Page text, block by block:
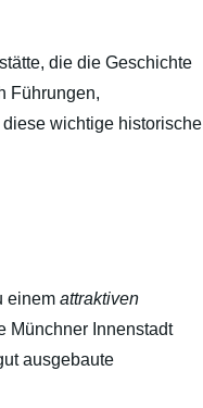
die die Geschichte
Führungen,
wichtige historische
einem attraktiven
Münchner Innenstadt
ausgebaute